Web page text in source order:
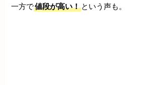
一方で値段が高い！ という声も。